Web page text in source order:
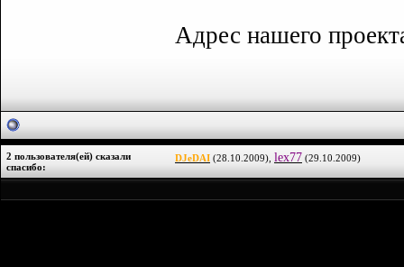
Адрес нашего
2 пользователя(ей) сказали
cпасибо:
DJeDAI (28.10.2009), lex77 (29.10.2009)